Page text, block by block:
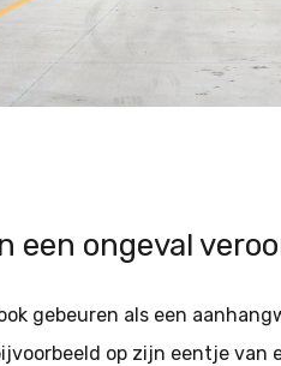
een ongeval
gebeuren als een
op zijn eentje van